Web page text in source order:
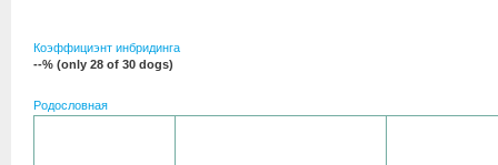
Коэффициэнт инбридинга
--% (only 28 of 30 dogs)
Родословная